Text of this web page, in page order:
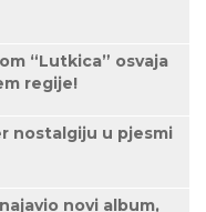
“Lutkica” osvaja
regije!
nostalgiju u pjesmi
novi album,